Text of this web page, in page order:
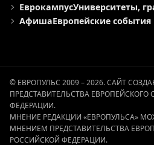
ЕврокампусУниверситеты,
АфишаЕвропейские
© ЕВРОПУЛЬС 2009 – 2026. САЙТ
ПРЕДСТАВИТЕЛЬСТВА
ФЕДЕРАЦИИ.
МНЕНИЕ РЕДАКЦИИ «ЕВРОПУЛЬСА»
МНЕНИЕМ ПРЕДСТАВИТЕЛЬСТВА
РОССИЙСКОЙ ФЕДЕРАЦИИ.